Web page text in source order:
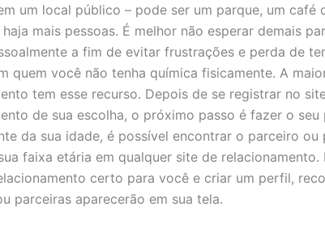
um local público – pode ser um parque, um café
mais pessoas. É melhor não esperar demais
a fim de evitar frustrações e perda de
quem você não tenha química fisicamente. A
tem esse recurso. Depois de se registrar no
de sua escolha, o próximo passo é fazer o seu
da sua idade, é possível encontrar o parceiro
faixa etária em qualquer site de relacionamento.
certo para você e criar um perfil,
parceiras aparecerão em sua tela.